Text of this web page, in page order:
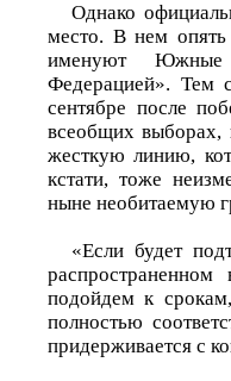
Однако
место. В нем опять
именуют Южные
Федерацией». Тем
сентябре после
всеобщих выборах,
жесткую линию,
кстати, тоже
ныне необитаемую
«Если будет
подойдем к
полностью
придерживается с